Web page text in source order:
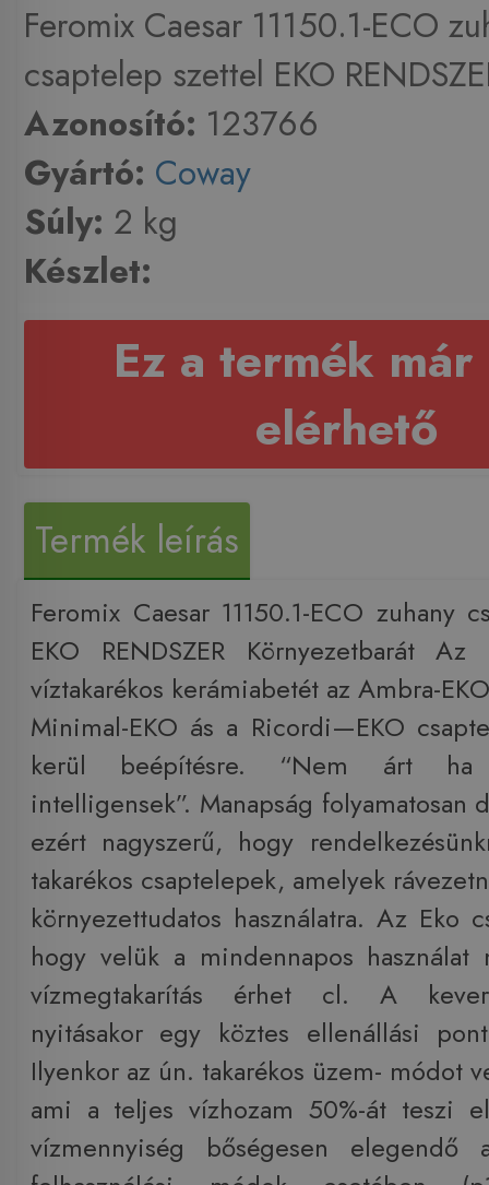
Feromix Caesar 11150.1-ECO
csaptelep szettel EKO
Azonosító: 123766
Gyártó: Coway
Súly: 2 kg
Készlet:
Ez a termék már
elérhető
Termék leírás
Feromix Caesar 11150.1-ECO zuhany
EKO RENDSZER Környezetbarát
víztakarékos kerámiabetét az Ambra-
Minimal-EKO ás a Ricordi—EKO
kerül beépítésre. “Nem árt
intelligensek”. Manapság folyamatosan
ezért nagyszerű, hogy
takarékos csaptelepek, amelyek
környezettudatos használatra. Az Eko
hogy velük a mindennapos
vízmegtakarítás érhet cl. A
nyitásakor egy köztes ellenállási
Ilyenkor az ún. takarékos üzem- módot
ami a teljes vízhozam 50%-át teszi
vízmennyiség bőségesen elegendő